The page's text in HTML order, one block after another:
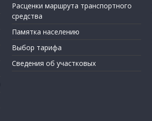
Расценки маршрута транспортного
средства
Памятка населению
Выбор тарифа
Сведения об участковых